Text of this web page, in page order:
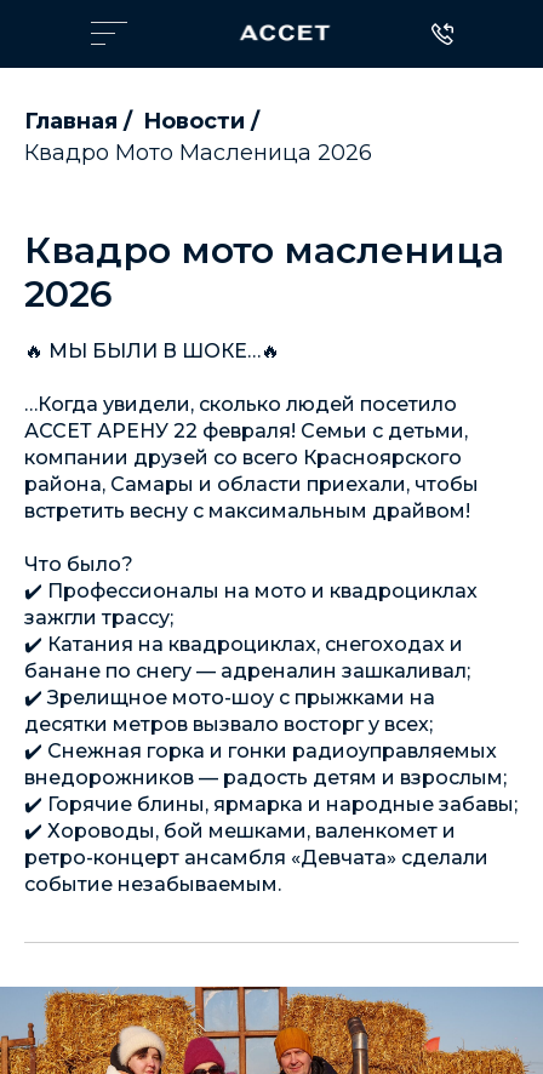
Главная / Новости /
Квадро Мото Масленица 2026
Квадро мото масленица
2026
🔥 МЫ БЫЛИ В ШОКЕ…🔥
…Когда увидели, сколько людей посетило
АССЕТ АРЕНУ 22 февраля! Семьи с детьми,
компании друзей со всего Красноярского
района, Самары и области приехали, чтобы
встретить весну с максимальным драйвом!
Что было?
✔️ Профессионалы на мото и квадроциклах
зажгли трассу;
✔️ Катания на квадроциклах, снегоходах и
банане по снегу — адреналин зашкаливал;
✔️ Зрелищное мото-шоу с прыжками на
десятки метров вызвало восторг у всех;
✔️ Снежная горка и гонки радиоуправляемых
внедорожников — радость детям и взрослым;
✔️ Горячие блины, ярмарка и народные забавы;
✔️ Хороводы, бой мешками, валенкомет и
ретро-концерт ансамбля «Девчата» сделали
событие незабываемым.